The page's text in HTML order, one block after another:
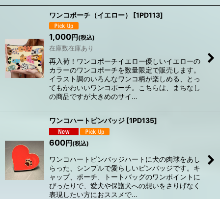
ワンコポーチ（イエロー） [1PD113]
1,000円 (税込)
在庫数在庫あり
再入荷！ワンコポーチイエロー優しいイエローの
カラーのワンコポーチを数量限定で販売します。
イラスト調のいろんなワンコ柄が楽しめる、とっ
てもかわいいワンコポーチ。こちらは、まちなし
の商品ですが大きめのサイ…
ワンコハートピンバッジ [1PD135]
600円 (税込)
ワンコハートピンバッジハートに犬の肉球をあし
らった、シンプルで愛らしいピンバッジです。キ
ャップ、ポーチ、トートバッグのワンポイントに
ぴったりで、愛犬や保護犬への想いをさりげなく
表現したい方におススメで…